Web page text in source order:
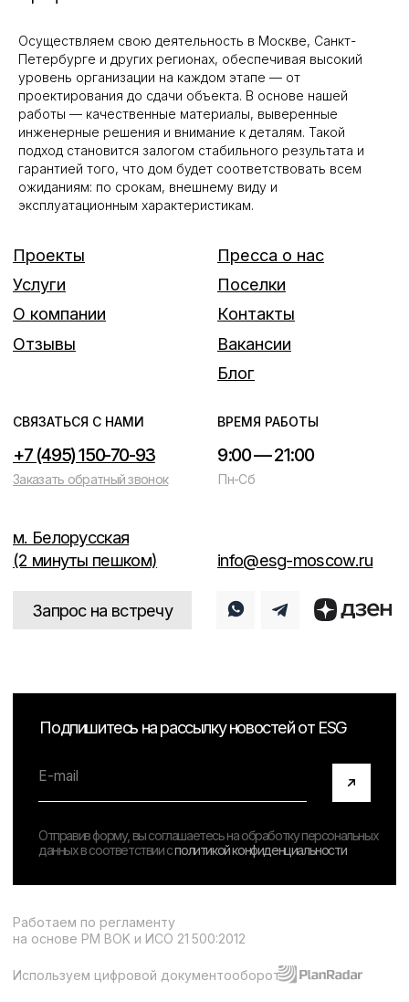
Осуществляем свою деятельность в Москве, Санкт-
Петербурге и других регионах, обеспечивая высокий
уровень организации на каждом этапе — от
проектирования до сдачи объекта. В основе нашей
работы — качественные материалы, выверенные
инженерные решения и внимание к деталям. Такой
подход становится залогом стабильного результата и
гарантией того, что дом будет соответствовать всем
ожиданиям: по срокам, внешнему виду и
эксплуатационным характеристикам.